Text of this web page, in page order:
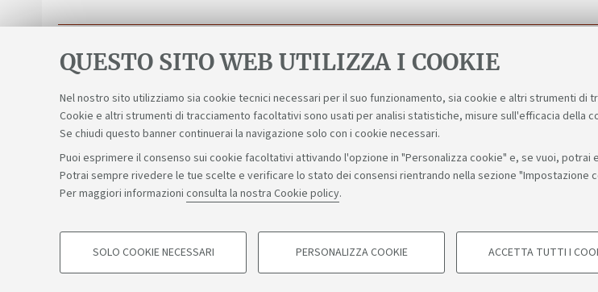
QUESTO SITO WEB UTILIZZA I COOKIE
Nel nostro sito utilizziamo sia cookie tecnici necessari per il suo funzionamento, sia cookie e altri strumenti
Cookie e altri strumenti di tracciamento facoltativi sono usati per analisi statistiche, misure sull'efficacia della
Se chiudi questo banner continuerai la navigazione solo con i cookie necessari.
Puoi esprimere il consenso sui cookie facoltativi attivando l'opzione in "Personalizza cookie" e, se vuoi,
Potrai sempre rivedere le tue scelte e verificare lo stato dei consensi rientrando nella sezione "Impostazione
Per maggiori informazioni consulta la nostra Cookie policy.
COOKIE DI PROFILAZIONE - FACOLTATIVI
SOLO COOKIE NECESSARI PERSONALIZZA COOKIE ACCETTA TUTTI I
Sosteniamo il diritto alla conoscenza
©Copyright 2026 - ALMA MATER STUDIORUM - Università di Bologna - Via Zamboni, 33 - 40126
Privacy Note legali Informazioni sul sito e accessibilità Impostazioni cookie